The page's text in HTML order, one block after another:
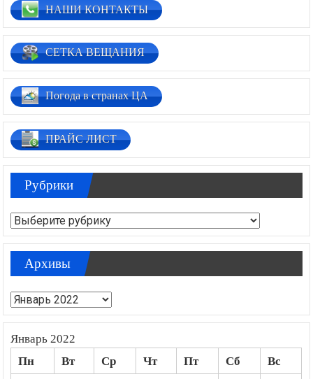
НАШИ КОНТАКТЫ
СЕТКА ВЕЩАНИЯ
Погода в странах ЦА
ПРАЙС ЛИСТ
Рубрики
Рубрики
Архивы
Архивы
Январь 2022
Пн Вт Ср Чт Пт Сб
Вс